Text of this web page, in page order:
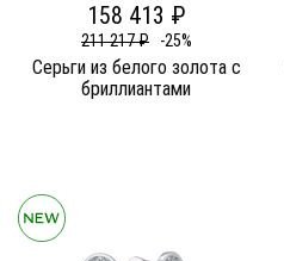
158 413 ₽
211 217 ₽ -25%
Серьги из белого золота c
бриллиантами